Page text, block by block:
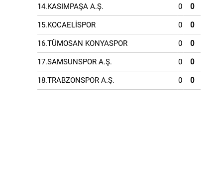
14.KASIMPAŞA A.Ş. 0 0
15.KOCAELİSPOR 0 0
16.TÜMOSAN KONYASPOR 0 0
17.SAMSUNSPOR A.Ş. 0 0
18.TRABZONSPOR A.Ş. 0 0